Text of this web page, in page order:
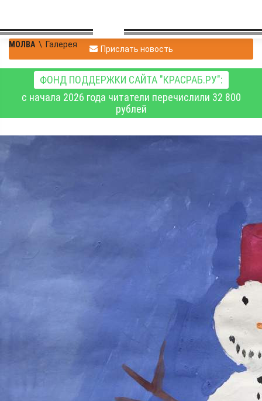
МОЛВА \ Галерея Прислать новость
ФОНД ПОДДЕРЖКИ САЙТА "КРАСРАБ.РУ":
с начала 2026 года читатели перечислили 32 800
рублей
Рисуют дети. "Мой
снеговик"